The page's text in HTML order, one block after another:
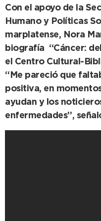
Con el apoyo de la
Humano y Políticas
marplatense, Nora
biografía “Cáncer:
el Centro Cultural-
“Me pareció que
positiva, en
ayudan y los
enfermedades”,